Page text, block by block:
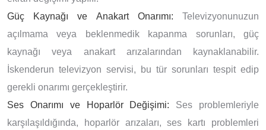
Güç Kaynağı ve Anakart Onarımı: Televizyonunuzun
açılmama veya beklenmedik kapanma sorunları, güç
kaynağı veya anakart arızalarından kaynaklanabilir.
İskenderun televizyon servisi, bu tür sorunları tespit edip
gerekli onarımı gerçekleştirir.
Ses Onarımı ve Hoparlör Değişimi: Ses problemleriyle
karşılaşıldığında, hoparlör arızaları, ses kartı problemleri